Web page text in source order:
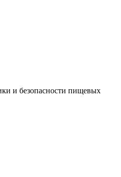
и безопасности пищевых